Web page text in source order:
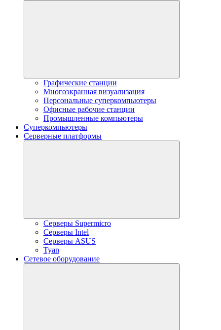
Графические станции
Многоэкранная визуализация
Персональные суперкомпьютеры
Офисные рабочие станции
Промышленные компьютеры
Суперкомпьютеры
Серверные платформы
Серверы Supermicro
Серверы Intel
Серверы ASUS
Tyan
Сетевое оборудование